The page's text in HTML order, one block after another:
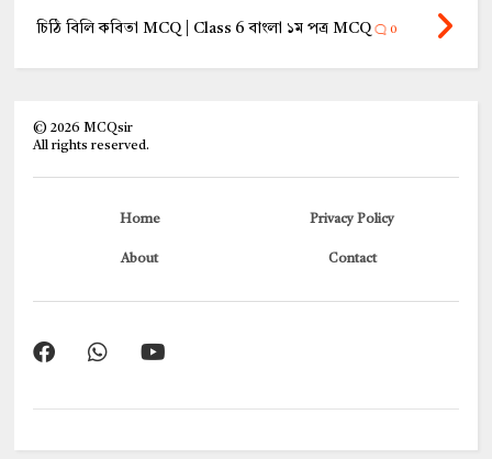
চিঠি বিলি কবিতা MCQ | Class 6 বাংলা ১ম পত্র MCQ 0
©2026 MCQsir
All rights reserved.
Home Privacy Policy
About Contact